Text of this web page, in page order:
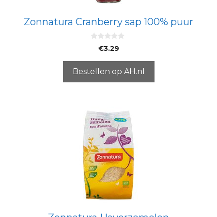
Zonnatura Cranberry sap 100% puur
5
€3.29
Bestellen op AH.nl